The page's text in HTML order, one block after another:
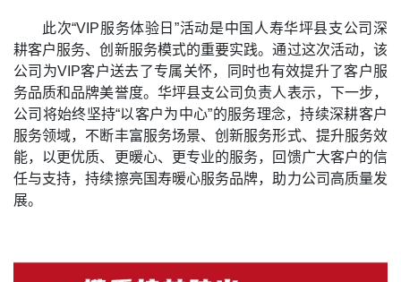
此次“VIP服务体验日”活动是中国人寿华坪县支公司深
耕客户服务、创新服务模式的重要实践。通过这次活动，该
公司为VIP客户送去了专属关怀，同时也有效提升了客户服
务品质和品牌美誉度。华坪县支公司负责人表示，下一步，
公司将始终坚持“以客户为中心”的服务理念，持续深耕客户
服务领域，不断丰富服务场景、创新服务形式、提升服务效
能，以更优质、更暖心、更专业的服务，回馈广大客户的信
任与支持，持续擦亮国寿暖心服务品牌，助力公司高质量发
展。